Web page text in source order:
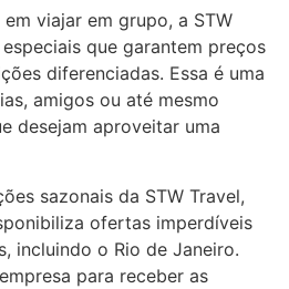
viajar em grupo, a STW
que garantem preços
diferenciadas. Essa é uma
amigos ou até mesmo
desejam aproveitar uma
sazonais da STW Travel,
ofertas imperdíveis
incluindo o Rio de Janeiro.
para receber as